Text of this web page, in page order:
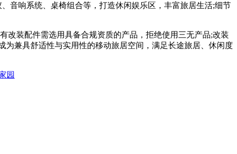
音响系统、桌椅组合等，打造休闲娱乐区，丰富旅居生活;细节
装配件需选用具备合规资质的产品，拒绝使用三无产品;改装
兼具舒适性与实用性的移动旅居空间，满足长途旅居、休闲度
园